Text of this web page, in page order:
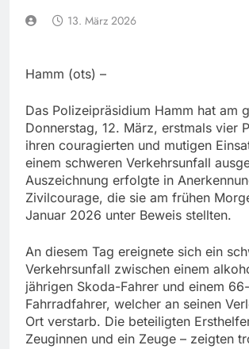
13. März 2026
Hamm (ots) –
Das Polizeipräsidium Hamm hat am
Donnerstag, 12. März, erstmals vier
ihren couragierten und mutigen
einem schweren Verkehrsunfall
Auszeichnung erfolgte in
Zivilcourage, die sie am frühen
Januar 2026 unter Beweis stellten.
An diesem Tag ereignete sich ein
Verkehrsunfall zwischen einem
jährigen Skoda-Fahrer und einem
Fahrradfahrer, welcher an seinen
Ort verstarb. Die beteiligten
Zeuginnen und ein Zeuge – zeigten